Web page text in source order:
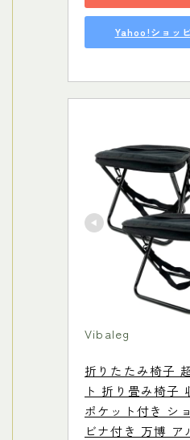
Yahoo!ショッ
Vibaleg
折りたたみ椅子
ト 折り畳み椅子
ポケット付き シ
ビナ付き 万博 ア